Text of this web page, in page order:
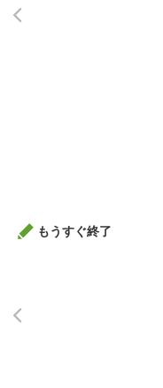
もうすぐ終了